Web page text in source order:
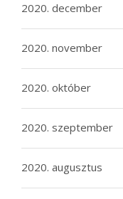
2020. december
2020. november
2020. október
2020. szeptember
2020. augusztus